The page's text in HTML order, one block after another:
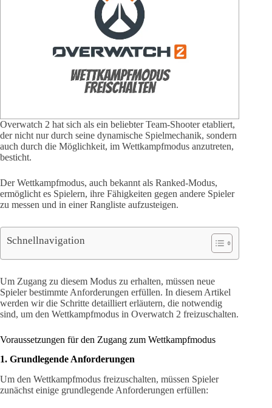
Overwatch 2 hat sich als ein beliebter Team-Shooter etabliert,
der nicht nur durch seine dynamische Spielmechanik, sondern
auch durch die Möglichkeit, im Wettkampfmodus anzutreten,
besticht.
Der Wettkampfmodus, auch bekannt als Ranked-Modus,
ermöglicht es Spielern, ihre Fähigkeiten gegen andere Spieler
zu messen und in einer Rangliste aufzusteigen.
Schnellnavigation
Um Zugang zu diesem Modus zu erhalten, müssen neue
Spieler bestimmte Anforderungen erfüllen. In diesem Artikel
werden wir die Schritte detailliert erläutern, die notwendig
sind, um den Wettkampfmodus in Overwatch 2 freizuschalten.
Voraussetzungen für den Zugang zum Wettkampfmodus
1. Grundlegende Anforderungen
Um den Wettkampfmodus freizuschalten, müssen Spieler
zunächst einige grundlegende Anforderungen erfüllen: